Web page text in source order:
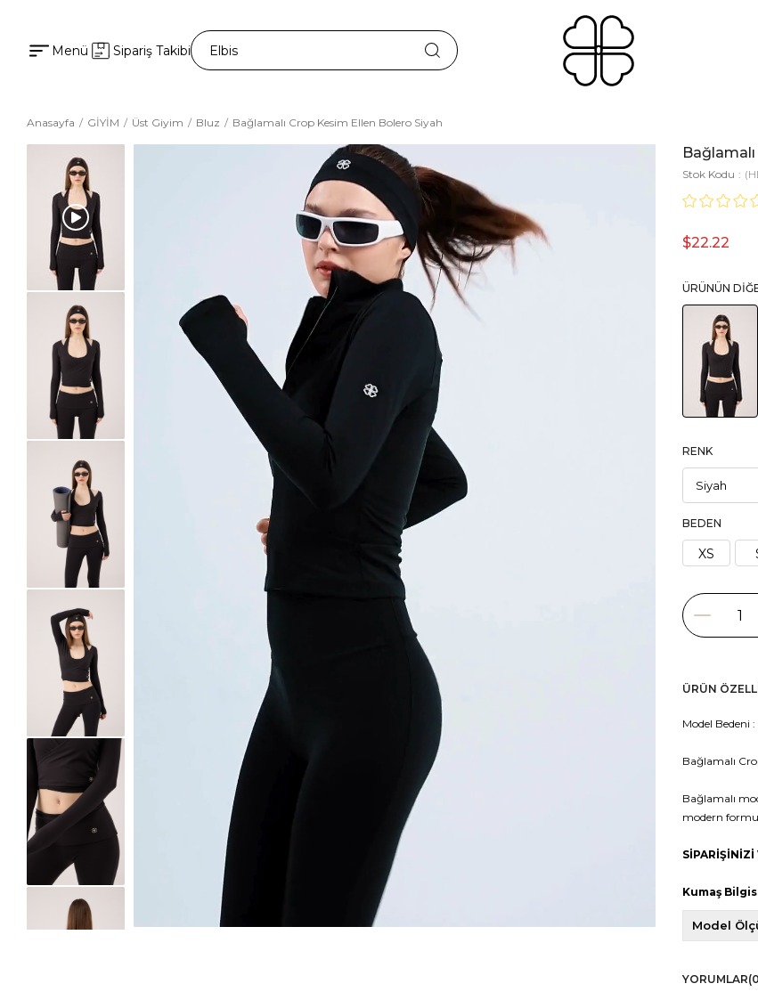
Menü Sipariş Takibi
Anasayfa GİYİM Üst Giyim Bluz Bağlamalı Crop Kesim Ellen Bolero Siyah
Stok Kodu
$22.22
ÜRÜNÜN
RENK
BEDEN
XS
ÜRÜN
Model Bedeni :
Bağlamalı
Bağlamalı
modern
Kumaş
Model
YORUMLAR